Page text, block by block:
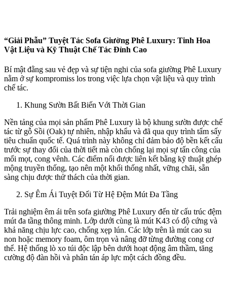
“Giải Phẫu” Tuyệt Tác Sofa Giường Phê Luxury: Tinh Hoa
Vật Liệu và Kỹ Thuật Chế Tác Đỉnh Cao
Bí mật đằng sau vẻ đẹp và sự tiện nghi của sofa giường Phê Luxury
nằm ở sự kompromiss los trong việc lựa chọn vật liệu và quy trình
chế tác.
Khung Sườn Bất Biến Với Thời Gian
Nền tảng của mọi sản phẩm Phê Luxury là bộ khung sườn được chế
tác từ gỗ Sồi (Oak) tự nhiên, nhập khẩu và đã qua quy trình tẩm sấy
tiêu chuẩn quốc tế. Quá trình này không chỉ đảm bảo độ bền kết cấu
trước sự thay đổi của thời tiết mà còn chống lại mọi sự tấn công của
mối mọt, cong vênh. Các điểm nối được liên kết bằng kỹ thuật ghép
mộng truyền thống, tạo nên một khối thống nhất, vững chãi, sẵn
sàng chịu được thử thách của thời gian.
Sự Êm Ái Tuyệt Đối Từ Hệ Đệm Mút Đa Tầng
Trải nghiệm êm ái trên sofa giường Phê Luxury đến từ cấu trúc đệm
mút đa tầng thông minh. Lớp dưới cùng là mút K43 có độ cứng và
khả năng chịu lực cao, chống xẹp lún. Các lớp trên là mút cao su
non hoặc memory foam, ôm trọn và nâng đỡ từng đường cong cơ
thể. Hệ thống lò xo túi độc lập bên dưới hoạt động âm thầm, tăng
cường độ đàn hồi và phân tán áp lực một cách đồng đều.